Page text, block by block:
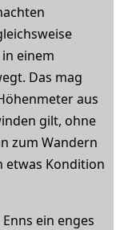
einem
Das mag
aus
gilt, ohne
zum Wandern
etwas Kondition
ein enges